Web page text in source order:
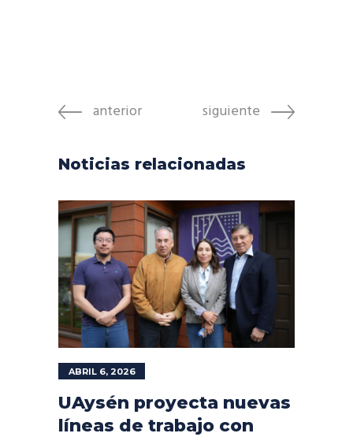
anterior siguiente
Noticias relacionadas
ABRIL 6, 2026
UAysén proyecta nuevas
líneas de trabajo con